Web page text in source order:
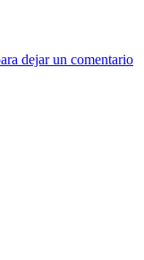
dejar un comentario